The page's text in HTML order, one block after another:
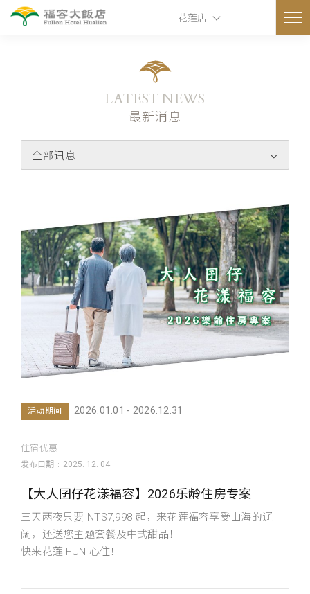
花莲店
LATEST NEWS
最新消息
全部讯息
活动期间 2026.01.01 - 2026.12.31
住宿优惠
发布日期 2025. 12. 04
【大人囝仔花漾福容】2026乐龄住房专案
三天两夜只要 NT$7,998 起，来花莲福容享受山海的辽
阔，还送您主题套餐及中式甜品！
快来花莲 FUN 心住！